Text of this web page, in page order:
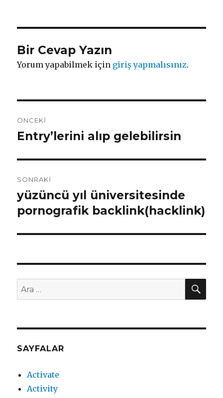
Bir Cevap Yazın
Yorum yapabilmek için giriş yapmalısınız.
dolaşımı
ÖNCEKI
Önceki
Entry’lerini alıp gelebilirsin
SONRAKI
Sonraki
yazı:
yüzüncü yıl üniversitesinde
pornografik backlink(hacklink)
Ara:
SAYFALAR
Activate
Activity